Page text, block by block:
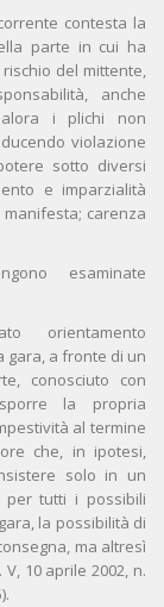
contesta la
parte in cui ha
del mittente,
anche
i plichi non
violazione
sotto diversi
e imparzialità
carenza
esaminate
orientamento
gara, a fronte di un
conosciuto con
la propria
al termine
che, in ipotesi,
solo in un
tutti i possibili
la possibilità di
ma altresì
10 aprile 2002, n.